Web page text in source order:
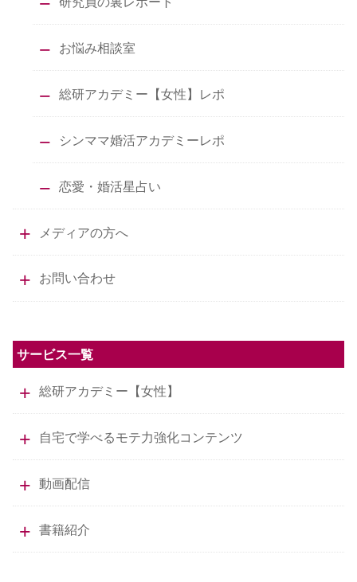
お悩み相談室
総研アカデミー【女性】レポ
シンママ婚活アカデミーレポ
恋愛・婚活星占い
メディアの方へ
お問い合わせ
サービス一覧
総研アカデミー【女性】
自宅で学べるモテ力強化コンテンツ
動画配信
書籍紹介